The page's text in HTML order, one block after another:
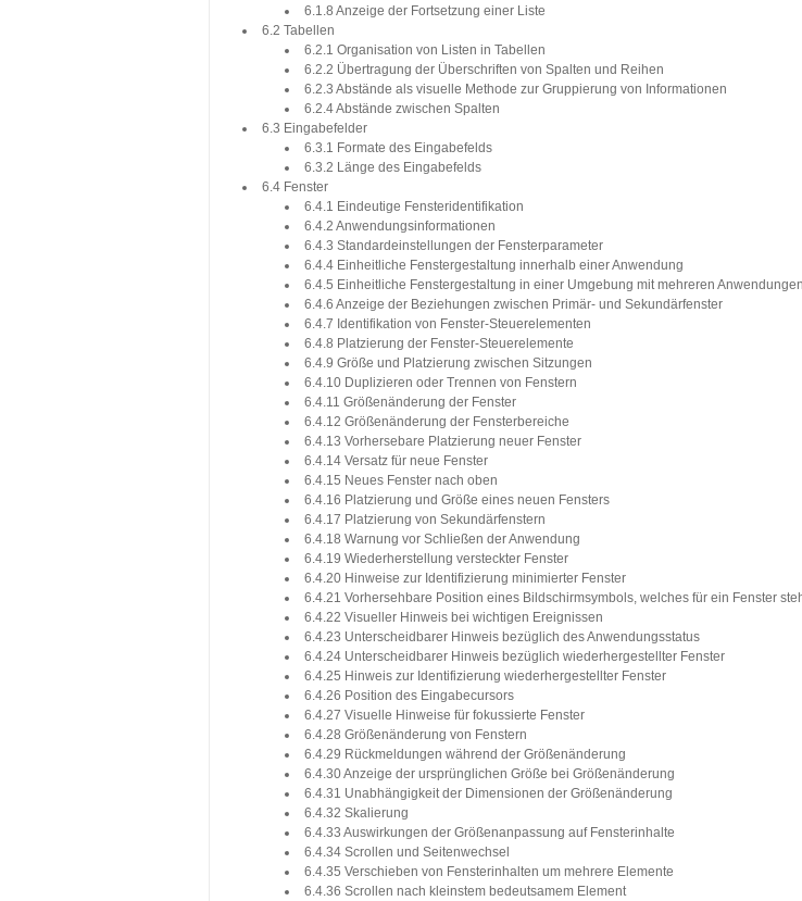
6.1.8 Anzeige der Fortsetzung einer Liste
6.2 Tabellen
6.2.1 Organisation von Listen in Tabellen
6.2.2 Übertragung der Überschriften von Spalten und Reihen
6.2.3 Abstände als visuelle Methode zur Gruppierung von Informationen
6.2.4 Abstände zwischen Spalten
6.3 Eingabefelder
6.3.1 Formate des Eingabefelds
6.3.2 Länge des Eingabefelds
6.4 Fenster
6.4.1 Eindeutige Fensteridentifikation
6.4.2 Anwendungsinformationen
6.4.3 Standardeinstellungen der Fensterparameter
6.4.4 Einheitliche Fenstergestaltung innerhalb einer Anwendung
6.4.5 Einheitliche Fenstergestaltung in einer Umgebung mit mehreren Anwendungen
6.4.6 Anzeige der Beziehungen zwischen Primär- und Sekundärfenster
6.4.7 Identifikation von Fenster-Steuerelementen
6.4.8 Platzierung der Fenster-Steuerelemente
6.4.9 Größe und Platzierung zwischen Sitzungen
6.4.10 Duplizieren oder Trennen von Fenstern
6.4.11 Größenänderung der Fenster
6.4.12 Größenänderung der Fensterbereiche
6.4.13 Vorhersebare Platzierung neuer Fenster
6.4.14 Versatz für neue Fenster
6.4.15 Neues Fenster nach oben
6.4.16 Platzierung und Größe eines neuen Fensters
6.4.17 Platzierung von Sekundärfenstern
6.4.18 Warnung vor Schließen der Anwendung
6.4.19 Wiederherstellung versteckter Fenster
6.4.20 Hinweise zur Identifizierung minimierter Fenster
6.4.21 Vorhersehbare Position eines Bildschirmsymbols, welches für ein Fenster
6.4.22 Visueller Hinweis bei wichtigen Ereignissen
6.4.23 Unterscheidbarer Hinweis bezüglich des Anwendungsstatus
6.4.24 Unterscheidbarer Hinweis bezüglich wiederhergestellter Fenster
6.4.25 Hinweis zur Identifizierung wiederhergestellter Fenster
6.4.26 Position des Eingabecursors
6.4.27 Visuelle Hinweise für fokussierte Fenster
6.4.28 Größenänderung von Fenstern
6.4.29 Rückmeldungen während der Größenänderung
6.4.30 Anzeige der ursprünglichen Größe bei Größenänderung
6.4.31 Unabhängigkeit der Dimensionen der Größenänderung
6.4.32 Skalierung
6.4.33 Auswirkungen der Größenanpassung auf Fensterinhalte
6.4.34 Scrollen und Seitenwechsel
6.4.35 Verschieben von Fensterinhalten um mehrere Elemente
6.4.36 Scrollen nach kleinstem bedeutsamem Element